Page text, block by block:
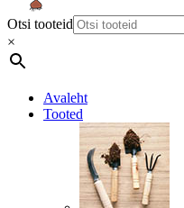
Otsi tooteid
×
Avaleht
Tooted